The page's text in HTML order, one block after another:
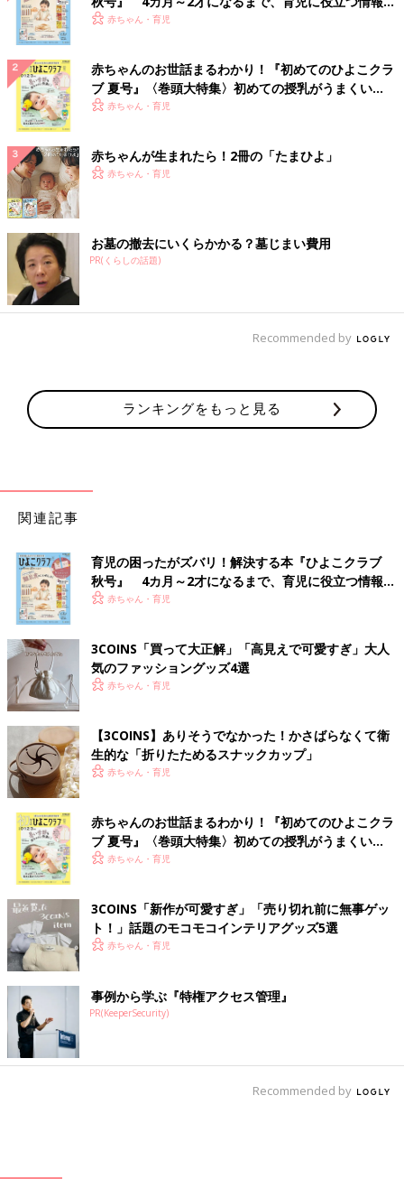
いっぱい！
赤ちゃん・育児
赤ちゃんのお世話まるわかり！『初めてのひよこクラ
ブ 夏号』〈巻頭大特集〉初めての授乳がうまくい
く！ おっぱい・ミルクの基本と夏のトラブル 解決テ
赤ちゃん・育児
赤ちゃんが生まれたら！2冊の「たまひよ」
赤ちゃん・育児
お墓の撤去にいくらかかる？墓じまい費用
PR(くらしの話題)
Recommended by
ランキングをもっと見る
関連記事
育児の困ったがズバリ！解決する本『ひよこクラブ
秋号』 4カ月～2才になるまで、育児に役立つ情報が
いっぱい！
赤ちゃん・育児
3COINS「買って大正解」「高見えで可愛すぎ」大人
気のファッショングッズ4選
赤ちゃん・育児
【3COINS】ありそうでなかった！かさばらなくて衛
生的な「折りたためるスナックカップ」
赤ちゃん・育児
赤ちゃんのお世話まるわかり！『初めてのひよこクラ
ブ 夏号』〈巻頭大特集〉初めての授乳がうまくい
く！ おっぱい・ミルクの基本と夏のトラブル 解決テ
赤ちゃん・育児
3COINS「新作が可愛すぎ」「売り切れ前に無事ゲッ
ト！」話題のモコモコインテリアグッズ5選
赤ちゃん・育児
事例から学ぶ『特権アクセス管理』
PR(KeeperSecurity)
Recommended by